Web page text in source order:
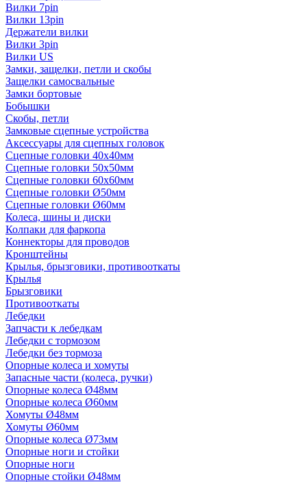
Вилки 7pin
Вилки 13pin
Держатели вилки
Вилки 3pin
Вилки US
Замки, защелки, петли и скобы
Защелки самосвальные
Замки бортовые
Бобышки
Скобы, петли
Замковые сцепные устройства
Аксессуары для сцепных головок
Сцепные головки 40x40мм
Сцепные головки 50x50мм
Сцепные головки 60x60мм
Сцепные головки Ø50мм
Сцепные головки Ø60мм
Колеса, шины и диски
Колпаки для фаркопа
Коннекторы для проводов
Кронштейны
Крылья, брызговики, противооткаты
Крылья
Брызговики
Противооткаты
Лебедки
Запчасти к лебедкам
Лебедки с тормозом
Лебедки без тормоза
Опорные колеса и хомуты
Запасные части (колеса, ручки)
Опорные колеса Ø48мм
Опорные колеса Ø60мм
Хомуты Ø48мм
Хомуты Ø60мм
Опорные колеса Ø73мм
Опорные ноги и стойки
Опорные ноги
Опорные стойки Ø48мм